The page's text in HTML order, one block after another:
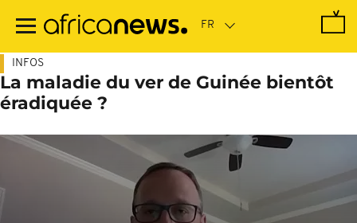
contenu
INFOS
La maladie du ver de Guinée bientôt
éradiquée ?